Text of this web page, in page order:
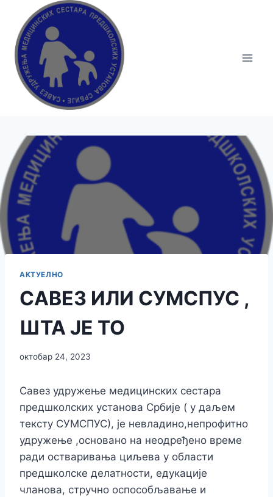
АКТУЕЛНО
САВЕЗ ИЛИ СУМСПУС ,
ШТА ЈЕ ТО
октобар 24, 2023
Савез удружење медицинских сестара
предшколских установа Србије ( у даљем
тексту СУМСПУС), је невладино,непрофитно
удружење ,основано на неодређено време
ради остваривања циљева у области
предшколске делатности, едукације
чланова, стручно оспособљавање и